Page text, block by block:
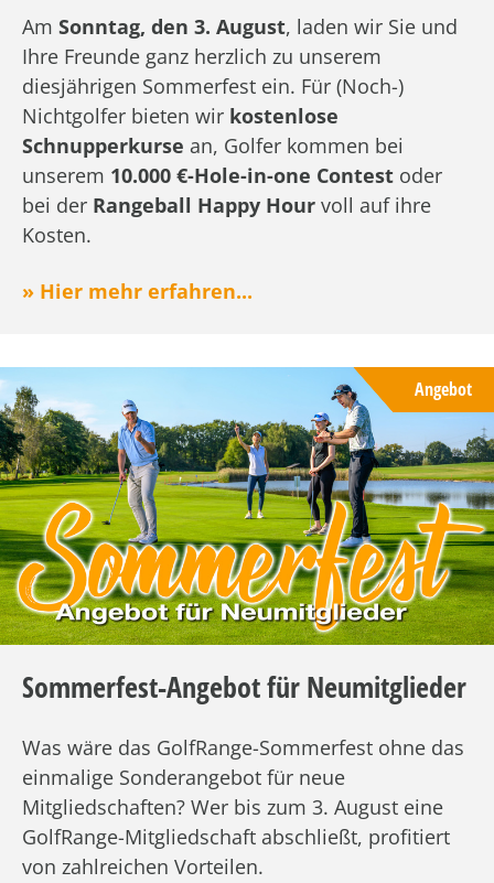
Am Sonntag, den 3. August, laden wir Sie und
Ihre Freunde ganz herzlich zu unserem
diesjährigen Sommerfest ein. Für (Noch-)
Nichtgolfer bieten wir kostenlose
Schnupperkurse an, Golfer kommen bei
unserem 10.000 €-Hole-in-one Contest oder
bei der Rangeball Happy Hour voll auf ihre
Kosten.
» Hier mehr erfahren...
Angebot
Sommerfest-Angebot für Neumitglieder
Was wäre das GolfRange-Sommerfest ohne das
einmalige Sonderangebot für neue
Mitgliedschaften? Wer bis zum 3. August eine
GolfRange-Mitgliedschaft abschließt, profitiert
von zahlreichen Vorteilen.